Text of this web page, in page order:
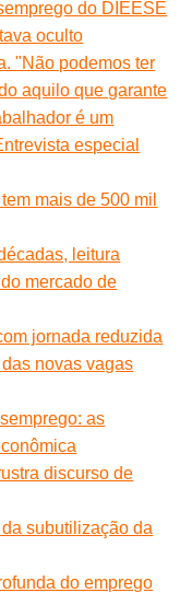
do DIEESE
oculto
"Não podemos ter
aquilo que garante
é um
especial
mais de 500 mil
leitura
mercado de
jornada reduzida
novas vagas
as
discurso de
subutilização da
do emprego